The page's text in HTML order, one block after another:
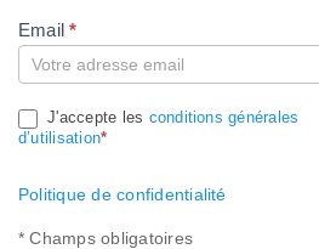
Compte
Email*
J'accepte les conditions générales
d’utilisation*
Politique de confidentialité
* Champs obligatoires